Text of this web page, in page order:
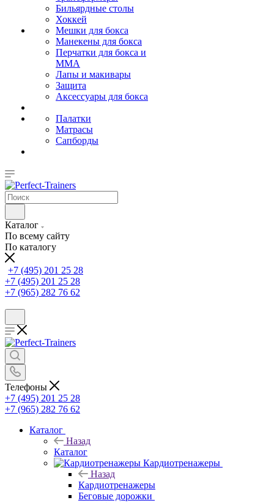
Бильярдные столы
Хоккей
Мешки для бокса
Манекены для бокса
Перчатки для бокса и
MMA
Лапы и макивары
Защита
Аксессуары для бокса
Палатки
Матрасы
Сапборды
Каталог
По всему сайту
По каталогу
+7 (495) 201 25 28
+7 (495) 201 25 28
+7 (965) 282 76 62
Телефоны
+7 (495) 201 25 28
+7 (965) 282 76 62
Каталог
Назад
Каталог
Кардиотренажеры
Назад
Кардиотренажеры
Беговые дорожки